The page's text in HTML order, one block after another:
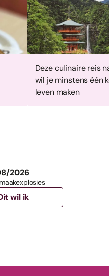
Deze culinaire reis
wil je minstens één
leven maken
2026
wil ik